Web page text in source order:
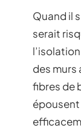
Quand il
serait
des murs
fibres de